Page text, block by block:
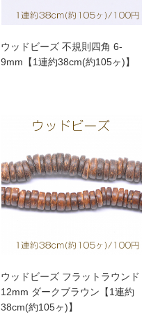
ウッドビーズ 不規則四角 6-
9mm【1連約38cm(約105ヶ)】
ウッドビーズ フラットラウンド
12mm ダークブラウン【1連約
38cm(約105ヶ)】